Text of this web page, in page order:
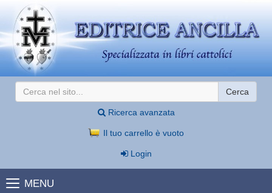
Cerca
Ricerca avanzata
Il tuo carrello è vuoto
Login
MENU